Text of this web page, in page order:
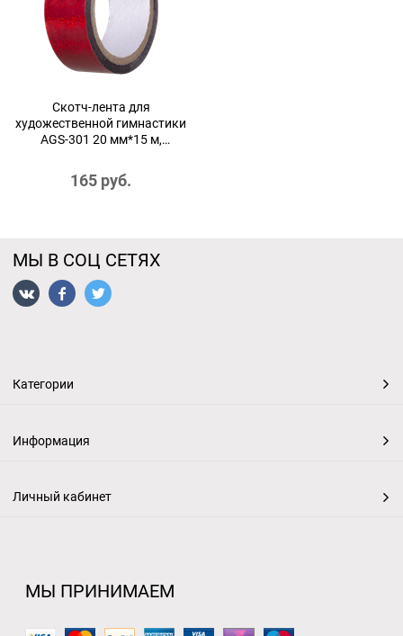
Скотч-лента для
художественной гимнастики
AGS-301 20 мм*15 м,
165 руб.
МЫ В СОЦ СЕТЯХ
Категории
Информация
Личный кабинет
МЫ ПРИНИМАЕМ